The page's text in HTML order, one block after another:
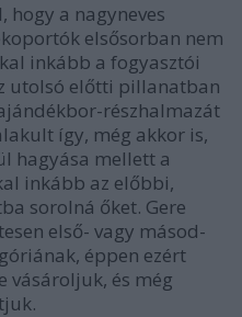
hogy a nagyneves
elsősorban nem
inkább a fogyasztói
utolsó előtti pillanatban
részhalmazát
így, még akkor is,
hagyása mellett a
inkább az előbbi,
sorolná őket. Gere
első- vagy másod-
éppen ezért
vásároljuk, és még